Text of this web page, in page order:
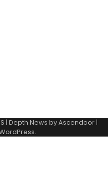
| Depth News byAscendoor|
.